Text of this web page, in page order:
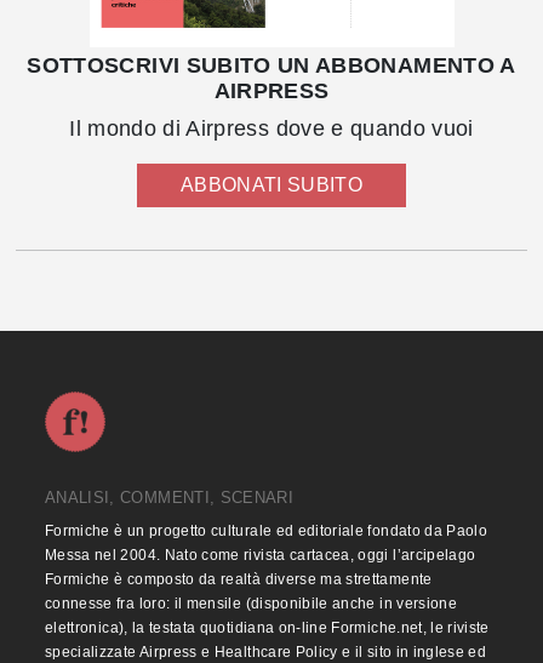
SOTTOSCRIVI SUBITO UN ABBONAMENTO A
AIRPRESS
Il mondo di Airpress dove e quando vuoi
ABBONATI SUBITO
ANALISI, COMMENTI, SCENARI
Formiche è un progetto culturale ed editoriale fondato da Paolo
Messa nel 2004. Nato come rivista cartacea, oggi l’arcipelago
Formiche è composto da realtà diverse ma strettamente
connesse fra loro: il mensile (disponibile anche in versione
elettronica), la testata quotidiana on-line Formiche.net, le riviste
specializzate Airpress e Healthcare Policy e il sito in inglese ed